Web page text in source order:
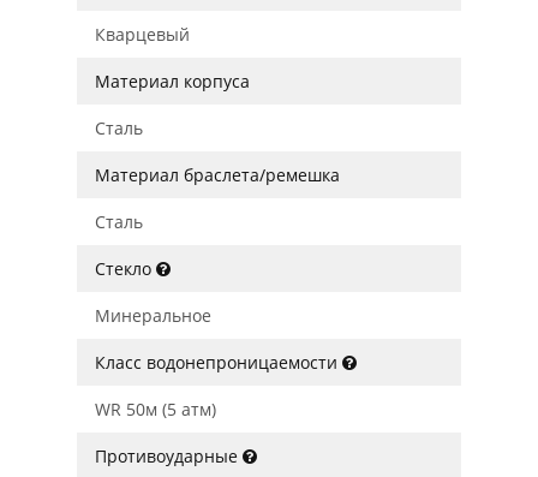
Кварцевый
Материал корпуса
Сталь
Материал браслета/ремешка
Сталь
Стекло
Минеральное
Класс водонепроницаемости
WR 50м (5 атм)
Противоударные